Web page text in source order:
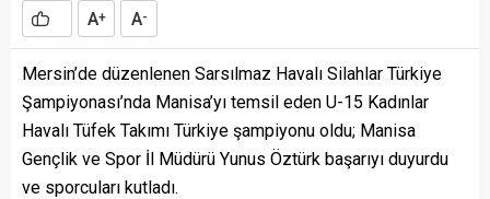
A+ A-
Mersin’de düzenlenen Sarsılmaz Havalı Silahlar Türkiye
Şampiyonası’nda Manisa’yı temsil eden U-15 Kadınlar
Havalı Tüfek Takımı Türkiye şampiyonu oldu; Manisa
Gençlik ve Spor İl Müdürü Yunus Öztürk başarıyı duyurdu
ve sporcuları kutladı.